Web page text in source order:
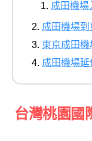
成田機場
成田機場
東京成田
成田機場延
台灣桃園國